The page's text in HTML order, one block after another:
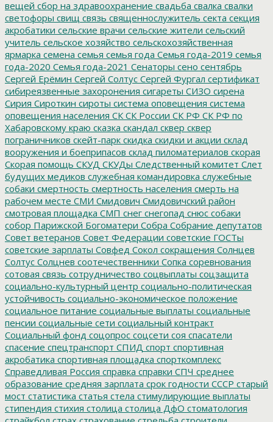
вещей сбор на здравоохранение свадьба свалка свалки
светофоры свищ связь священнослужитель секта секция
акробатики сельские врачи сельские жители сельский
учитель сельское хозяйство сельскохозяйственная
ярмарка семена семья семья года Семья года-2019 семья
года-2020 Семья года-2021 Сенаторы сено сентябрь
Сергей Ерёмин Сергей Солтус Сергей Фургал сертификат
сибиреязвенные захоронения сигареты СИЗО сирена
Сирия Сироткин сироты система оповещения система
оповещения населения СК СК России СК РФ СК РФ по
Хабаровскому краю сказка скандал сквер сквер
пограничников скейт-парк скидка скидки и акции склад
вооружения и боеприпасов склад пиломатериалов скорая
Скорая помощь СКУД СКУДы Следственный комитет Слет
будущих медиков служебная командировка служебные
собаки смертность смертность населения смерть на
рабочем месте СМИ Смидович Смидовичский район
смотровая площадка СМП снег снегопад снюс собаки
собор Парижской Богоматери Собра Собрание депутатов
Совет ветеранов Совет Федерации советские ГОСТы
советские зарплаты Совфед Сокол сокращения Солнцев
Солтус Солцнев соотечественники Сопка соревнования
сотовая связь сотрудничество соцвыплаты соцзащита
социально-культурный центр социально-политическая
устойчивость социально-экономическое положение
социальное питание социальные выплаты социальные
пенсии социальные сети социальный контракт
Социальный фонд соцопрос соцсети соя спасатели
спасение спецтранспорт СПИД спорт спортивная
акробатика спортивная площадка спорткомплекс
Справедливая Россия справка справки СПЧ среднее
образование средняя зарплата срок годности СССР старый
мост статистика статья стела стимулирующие выплаты
стипендия стихия столица столица ДфО стоматология